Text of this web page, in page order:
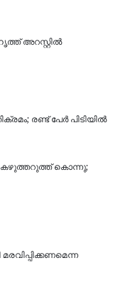
അറസ്റ്റില്‍
രണ്ട് പേർ പിടിയിൽ
കഴുത്തറുത്ത് കൊന്നു;